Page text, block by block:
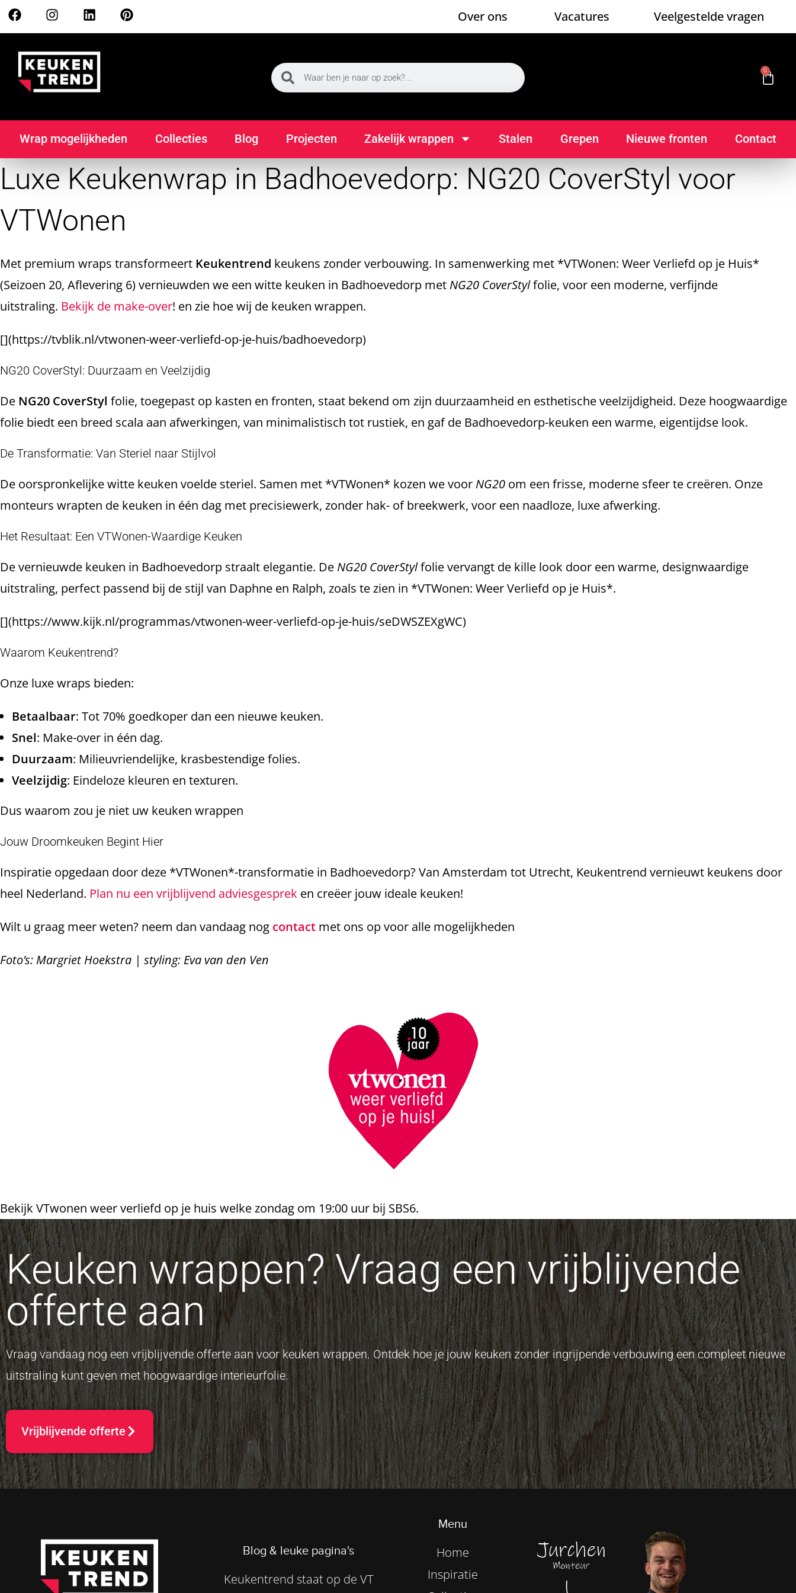
Over ons Vacatures Veelgestelde vragen
0
Wrap mogelijkheden Collecties Blog Projecten Zakelijk wrappen Stalen Grepen Nieuwe fronten Contact
Luxe Keukenwrap in Badhoevedorp: NG20 CoverStyl voor
VTWonen
Met premium wraps transformeert Keukentrend keukens zonder verbouwing. In samenwerking met *VTWonen: Weer Verliefd op je Huis*
(Seizoen 20, Aflevering 6) vernieuwden we een witte keuken in Badhoevedorp met NG20 CoverStylfolie, voor een moderne, verfijnde
uitstraling. Bekijk de make-over! en zie hoe wij de keuken wrappen.
[](https://tvblik.nl/vtwonen-weer-verliefd-op-je-huis/badhoevedorp)
NG20 CoverStyl: Duurzaam en Veelzijdig
De NG20 CoverStyl folie, toegepast op kasten en fronten, staat bekend om zijn duurzaamheid en esthetische veelzijdigheid. Deze hoogwaardige
folie biedt een breed scala aan afwerkingen, van minimalistisch tot rustiek, en gaf de Badhoevedorp-keuken een warme, eigentijdse look.
De Transformatie: Van Steriel naar Stijlvol
De oorspronkelijke witte keuken voelde steriel. Samen met *VTWonen* kozen we voor NG20 om een frisse, moderne sfeer te creëren. Onze
monteurs wrapten de keuken in één dag met precisiewerk, zonder hak- of breekwerk, voor een naadloze, luxe afwerking.
Het Resultaat: Een VTWonen-Waardige Keuken
De vernieuwde keuken in Badhoevedorp straalt elegantie. De NG20 CoverStylfolie vervangt de kille look door een warme, designwaardige
uitstraling, perfect passend bij de stijl van Daphne en Ralph, zoals te zien in *VTWonen: Weer Verliefd op je Huis*.
[](https://www.kijk.nl/programmas/vtwonen-weer-verliefd-op-je-huis/seDWSZEXgWC)
Waarom Keukentrend?
Onze luxe wraps bieden:
Betaalbaar: Tot 70% goedkoper dan een nieuwe keuken.
Snel: Make-over in één dag.
Duurzaam: Milieuvriendelijke, krasbestendige folies.
Veelzijdig: Eindeloze kleuren en texturen.
Dus waarom zou je niet uw keuken wrappen
Jouw Droomkeuken Begint Hier
Inspiratie opgedaan door deze *VTWonen*-transformatie in Badhoevedorp? Van Amsterdam tot Utrecht, Keukentrend vernieuwt keukens door
heel Nederland. Plan nu een vrijblijvend adviesgesprek en creëer jouw ideale keuken!
Wilt u graag meer weten? neem dan vandaag nog contact met ons op voor alle mogelijkheden
Foto’s: Margriet Hoekstra | styling: Eva van den Ven
Bekijk VTwonen weer verliefd op je huis welke zondag om 19:00 uur bij SBS6.
Keuken wrappen? Vraag een vrijblijvende
offerte aan
Vraag vandaag nog een vrijblijvende offerte aan voor keuken wrappen. Ontdek hoe je jouw keuken zonder ingrijpende verbouwing een compleet nieuwe
uitstraling kunt geven met hoogwaardige interieurfolie.
Vrijblijvende offerte
Blog & leuke pagina's
Keukentrend staat op de VT
Menu
Home
Inspiratie